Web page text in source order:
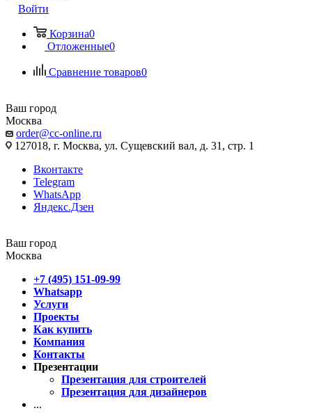
Войти
Корзина0
Отложенные0
Сравнение товаров0
Ваш город
Москва
order@cc-online.ru
127018, г. Москва, ул. Сущевский вал, д. 31, стр. 1
Вконтакте
Telegram
WhatsApp
Яндекс.Дзен
Ваш город
Москва
+7 (495) 151-09-99
Whatsapp
Услуги
Проекты
Как купить
Компания
Контакты
Презентации
Презентация для строителей
Презентация для дизайнеров
...